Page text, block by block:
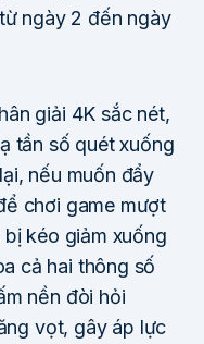
ngày 2 đến ngày
giải 4K sắc nét,
tần số quét xuống
nếu muốn đẩy
chơi game mượt
kéo giảm xuống
cả hai thông số
nền đòi hỏi
vọt, gây áp lực